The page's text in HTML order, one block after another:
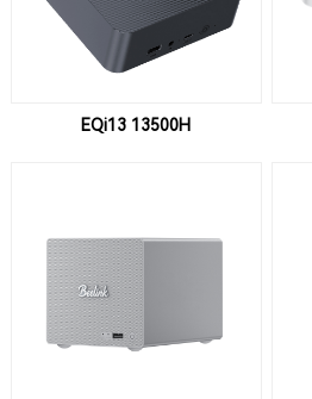
EQi13 13500H